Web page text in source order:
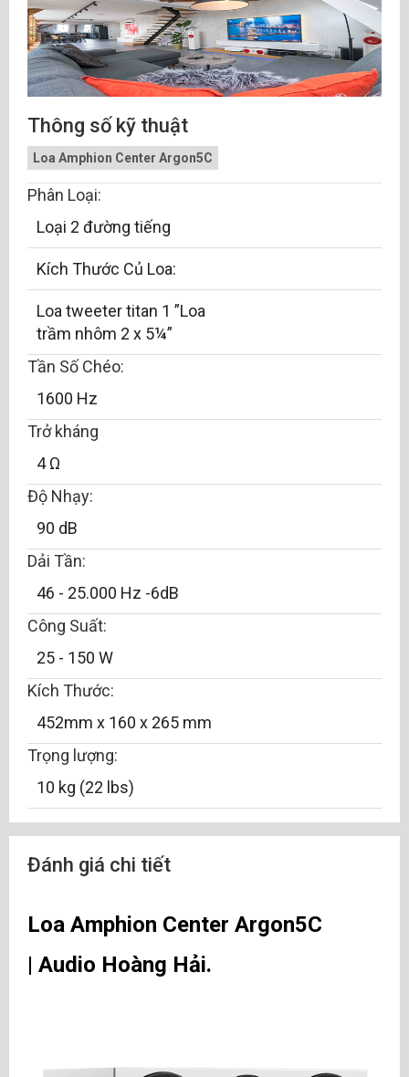
Thông số kỹ thuật
Loa Amphion Center Argon5C
Phân Loại:
Loại 2 đường tiếng
Kích Thước Củ Loa:
Loa tweeter titan 1 ”Loa
trầm nhôm 2 x 5¼”
Tần Số Chéo:
1600 Hz
Trở kháng
4 Ω
Độ Nhạy:
90 dB
Dải Tần:
46 - 25.000 Hz -6dB
Công Suất:
25 - 150 W
Kích Thước:
452mm x 160 x 265 mm
Trọng lượng:
10 kg (22 lbs)
Đánh giá chi tiết
Loa Amphion Center Argon5C
| Audio Hoàng Hải.